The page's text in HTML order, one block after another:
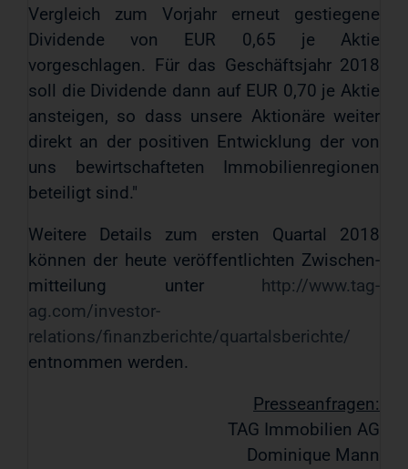
Vergleich zum Vorjahr erneut gestiegene
Dividende von EUR 0,65 je Aktie
vorgeschlagen. Für das Geschäftsjahr 2018
soll die Dividende dann auf EUR 0,70 je Aktie
ansteigen, so dass unsere Aktionäre weiter
direkt an der positiven Entwicklung der von
uns bewirtschafteten Immobilienregionen
beteiligt sind."
Weitere Details zum ersten Quartal 2018
können der heute veröffentlichten Zwischen-
mitteilung unter http://www.tag-
ag.com/investor-
relations/finanzberichte/quartalsberichte/
entnommen werden.
Presseanfragen:
TAG Immobilien AG
Dominique Mann